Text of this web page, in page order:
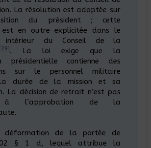
La résolution est adoptée sur
du président ; cette
est en outre explicitée dans le
intérieur du Conseil de la
[29]. La loi exige que la
présidentielle contienne des
sur le personnel militaire
durée de la mission et sa
La décision de retrait n’est pas
à l’approbation de la
déformation de la portée de
§ 1 d, lequel attribue la